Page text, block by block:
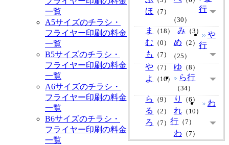
ほ （7）
行
（30）
ま （18） み （3）
む （0） め （2）
も （7）
や
行
（25）
や （7） ゆ （8）
よ （10） ら行
（34）
ら （9） り （6）
る （2） れ（10）
ろ （7）
わ
行 （7）
わ （7）
一覧
A5サイズのチラシ・
フライヤー印刷の料金
一覧
B5サイズのチラシ・
フライヤー印刷の料金
一覧
A6サイズのチラシ・
フライヤー印刷の料金
一覧
B6サイズのチラシ・
フライヤー印刷の料金
一覧